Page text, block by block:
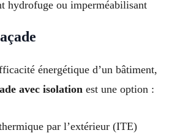
hydrofuge ou imperméabilisant
énergétique d’un bâtiment,
avec isolation est une option :
par l’extérieur (ITE)